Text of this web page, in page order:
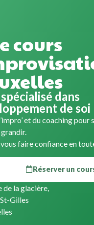
cours
dans
de soi
et du coaching pour
faire confiance en
Réserver un
de la glacière,
Gilles